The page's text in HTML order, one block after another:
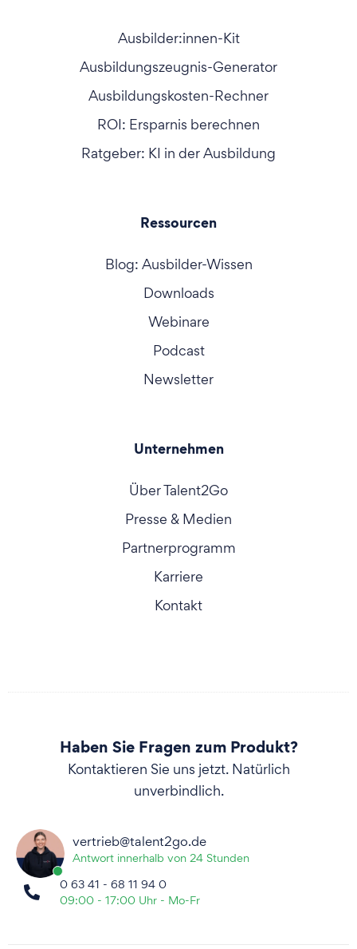
Ausbilder:innen-Kit
Ausbildungszeugnis-Generator
Ausbildungskosten-Rechner
ROI: Ersparnis berechnen
Ratgeber: KI in der Ausbildung
Ressourcen
Blog: Ausbilder-Wissen
Downloads
Webinare
Podcast
Newsletter
Unternehmen
Über Talent2Go
Presse & Medien
Partnerprogramm
Karriere
Kontakt
Haben Sie Fragen zum Produkt?
Kontaktieren Sie uns jetzt. Natürlich
unverbindlich.
vertrieb@talent2go.de
Antwort innerhalb von 24 Stunden
0 63 41 - 68 11 94 0
09:00 - 17:00 Uhr - Mo-Fr